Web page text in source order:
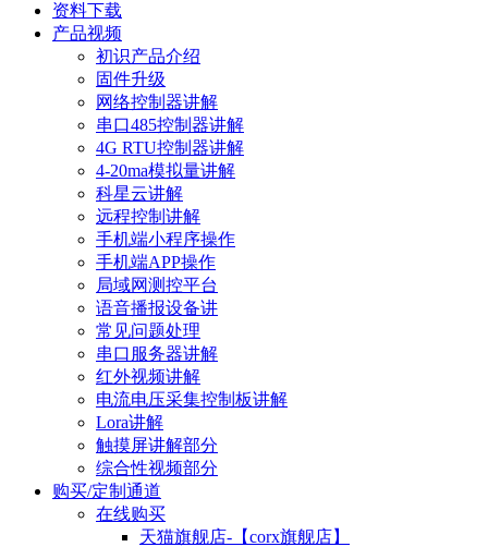
资料下载
产品视频
初识产品介绍
固件升级
网络控制器讲解
串口485控制器讲解
4G RTU控制器讲解
4-20ma模拟量讲解
科星云讲解
远程控制讲解
手机端小程序操作
手机端APP操作
局域网测控平台
语音播报设备讲
常见问题处理
串口服务器讲解
红外视频讲解
电流电压采集控制板讲解
Lora讲解
触摸屏讲解部分
综合性视频部分
购买/定制通道
在线购买
天猫旗舰店-【corx旗舰店】